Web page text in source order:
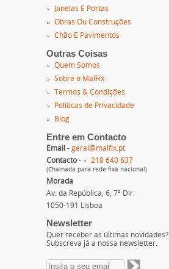
Janelas E Portas
Obras Ou Construções
Chão E Pavimentos
Outras Coisas
Quem Somos
Sobre o MaiFix
Termos & Condições
Políticas de Privacidade
Blog
Entre em Contacto
Email - geral@maifix.pt
Contacto - 218 640 637
(Chamada para rede fixa nacional)
Morada
Av. da República, 6, 7º Dir.
1050-191 Lisboa
Newsletter
Quer receber as últimas novidades?
Subscreva já a nossa newsletter.